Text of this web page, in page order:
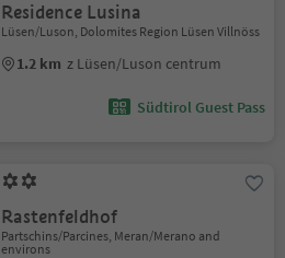
Residence Lusina
Lüsen/Luson, Dolomites Region Lüsen Villnöss
1.2 km z Lüsen/Luson centrum
Südtirol Guest Pass
Rastenfeldhof
Partschins/Parcines, Meran/Merano and
environs